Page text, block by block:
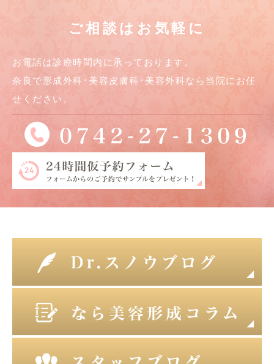
ご相談はお気軽に
お電話は診療時間内に承っております。
奈良で形成外科･美容皮膚科･美容外科なら当院にお任
せください。